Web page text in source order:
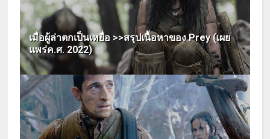
เมื่อผู้ล่าตกเป็นเหยื่อ >>สรุปเนื้อหาของ Prey (เผย
แพร่ค.ศ. 2022)